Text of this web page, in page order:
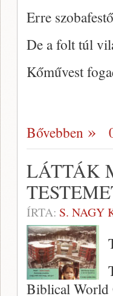
Erre
De a folt túl
Kőművest
Bővebben
LÁTTÁK
ÍRTA: S. NAGY
Biblical World